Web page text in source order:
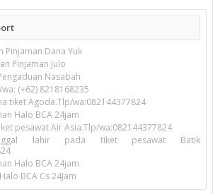
Pinjaman Dana Yuk
Pinjaman Julo
Nasabah
wa: (+62) 8218168235
tiket Agoda.Tlp/wa:082144377824
Halo BCA 24jam
pesawat Air Asia.Tlp/wa:082144377824
lahir pada tiket pesawat Batik
Halo BCA 24jam
BCA Cs 24Jam